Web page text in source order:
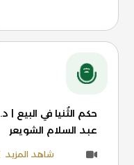
حكم الثُنيا في البيع | د.
عبد السلام الشويعر
شاهد المزيد